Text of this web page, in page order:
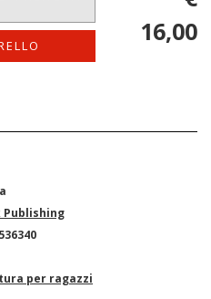
16,00
Publishing
per ragazzi